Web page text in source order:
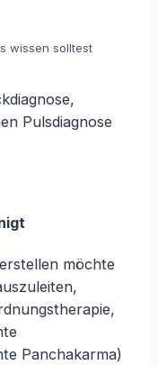
wissen solltest
Pulsdiagnose
möchte
Panchakarma)